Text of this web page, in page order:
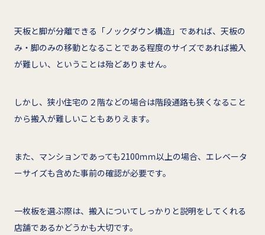
天板と脚が分離できる「ノックダウン構造」であれば、天板の
み・脚のみの移動となることである程度のサイズであれば搬入
が難しい、ということは殆どありません。
しかし、狭小住宅の２階などの場合は階段通路も狭くなること
から搬入が難しいこともありえます。
また、マンションであっても2100ｍｍ以上の場合、エレベータ
ーサイズも含めた事前の確認が必要です。
一枚板を選ぶ際は、搬入についてしっかりと説明をしてくれる
店舗であるかどうかも大切です。